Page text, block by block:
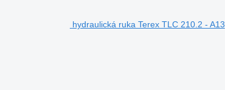
hydraulická ruka Terex TLC 210.2 - A13